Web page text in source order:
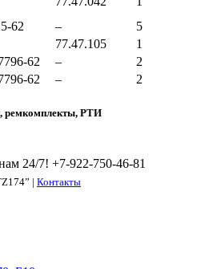
62 –
5
77.47.105
1
62 –
2
62 – 2
ремкомплекты, РТИ
24/7! +7-922-750-46-81
| Контакты